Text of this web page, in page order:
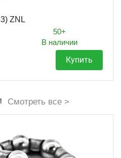
ZNL
50+
В наличии
Купить
Смотреть все >